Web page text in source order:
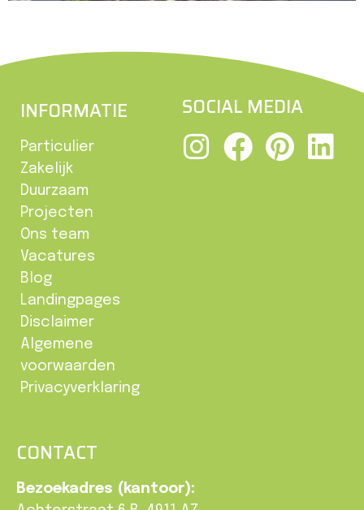
INFORMATIE
Particulier
Zakelijk
Duurzaam
Projecten
Ons team
Vacatures
Blog
Landingpages
Disclaimer
Algemene
voorwaarden
Privacyverklaring
SOCIAL MEDIA
CONTACT
Bezoekadres (kantoor):